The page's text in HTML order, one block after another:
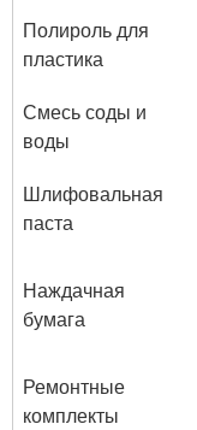
Полироль для
пластика
Смесь соды и
воды
Шлифовальная
паста
Наждачная
бумага
Ремонтные
комплекты